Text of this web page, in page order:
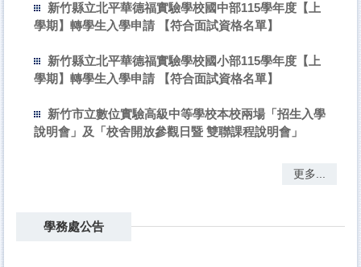
新竹縣立北平華德福實驗學校國中部115學年度【上
學期】轉學生入學申請 【符合面試資格名單】
新竹縣立北平華德福實驗學校國小部115學年度【上
學期】轉學生入學申請 【符合面試資格名單】
新竹市立數位實驗高級中等學校本校兩場「招生入學
說明會」及「校舍開放參觀日暨 雙聯課程說明會」
更多...
學務處公告